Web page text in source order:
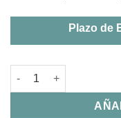
Plazo de
Vestidor + Relleno 80